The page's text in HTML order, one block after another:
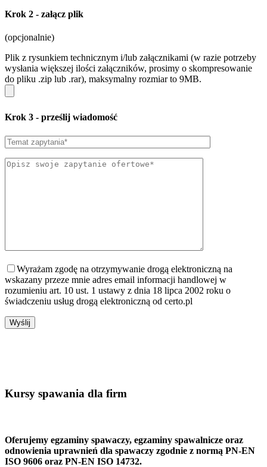
Krok 2 - załącz plik
(opcjonalnie)
Plik z rysunkiem technicznym i/lub załącznikami (w razie potrzeby
wysłania większej ilości załączników, prosimy o skompresowanie
do pliku .zip lub .rar), maksymalny rozmiar to 9MB.
Krok 3 - prześlij wiadomość
Wyrażam zgodę na otrzymywanie drogą elektroniczną na
wskazany przeze mnie adres email informacji handlowej w
rozumieniu art. 10 ust. 1 ustawy z dnia 18 lipca 2002 roku o
świadczeniu usług drogą elektroniczną od certo.pl
Kursy spawania dla firm
Oferujemy egzaminy spawaczy, egzaminy spawalnicze oraz
odnowienia uprawnień dla spawaczy zgodnie z normą PN-EN
ISO 9606 oraz PN-EN ISO 14732.